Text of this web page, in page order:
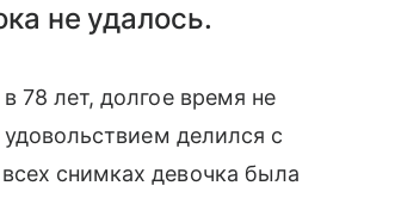
не удалось.
78 лет, долгое время не
делился с
снимках девочка была